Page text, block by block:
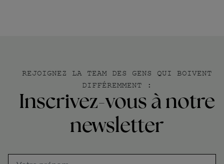
REJOIGNEZ LA TEAM DES GENS QUI BOIVENT
DIFFÉREMMENT :
Inscrivez-vous à notre
newsletter